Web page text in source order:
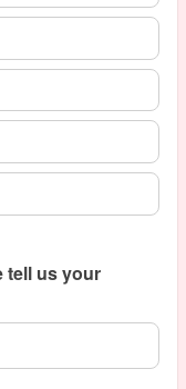
tell us your
us your thoughts